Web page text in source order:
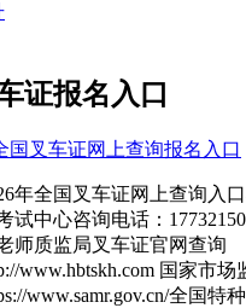
证报名入口
国叉车证网上查询报名入口
年全国叉车证网上查询入
试中心咨询电话：
师质监局叉车证官网查询
www.hbtskh.com 国家市场
www.samr.gov.cn/全国特